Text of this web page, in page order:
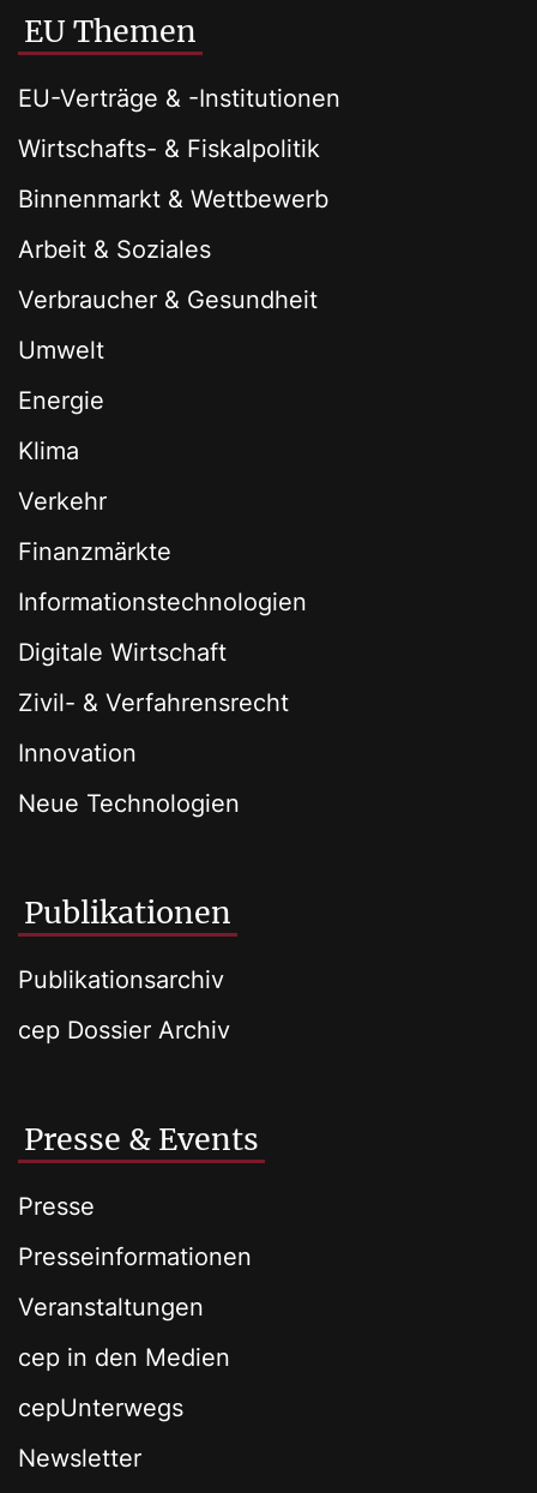
EU Themen
EU-Verträge & -Institutionen
Wirtschafts- & Fiskalpolitik
Binnenmarkt & Wettbewerb
Arbeit & Soziales
Verbraucher & Gesundheit
Umwelt
Energie
Klima
Verkehr
Finanzmärkte
Informationstechnologien
Digitale Wirtschaft
Zivil- & Verfahrensrecht
Innovation
Neue Technologien
Publikationen
Publikationsarchiv
cep Dossier Archiv
Presse & Events
Presse
Presseinformationen
Veranstaltungen
cep in den Medien
cepUnterwegs
Newsletter